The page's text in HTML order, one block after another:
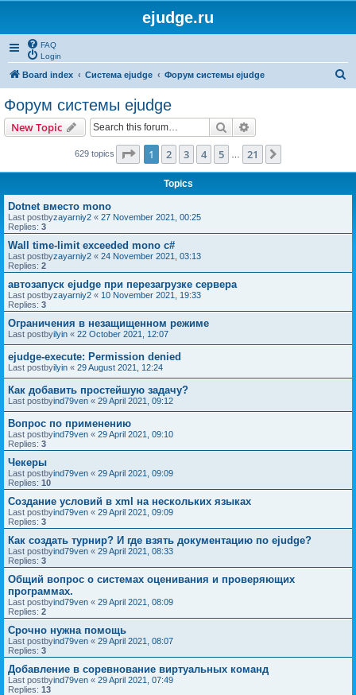
ejudge.ru
FAQ
Login
Board index Система ejudge Форум системы ejudge
Форум системы ejudge
New Topic Search
629 topics Page 1of 21
1 2 3 4 5 21
Topics
Dotnet вместо mono
Last postbyzayarniy2 « 27 November 2021, 00:25
Replies: 3
Wall time-limit exceeded mono c#
Last postbyzayarniy2 « 24 November 2021, 03:13
Replies: 2
автозапуск ejudge при перезагрузке сервера
Last postbyzayarniy2 « 10 November 2021, 19:33
Replies: 3
Ограничения в незащищенном режиме
Last postbyilyin « 22 October 2021, 12:07
ejudge-execute: Permission denied
Last postbyilyin « 29 August 2021, 12:24
Как добавить простейшую задачу?
Last postbyind79ven « 29 April 2021, 09:12
Вопрос по применению
Last postbyind79ven « 29 April 2021, 09:10
Replies: 3
Чекеры
Last postbyind79ven « 29 April 2021, 09:09
Replies: 10
Создание условий в xml на нескольких языках
Last postbyind79ven « 29 April 2021, 09:09
Replies: 3
Как создать турнир? И где взять документацию по ejudge?
Last postbyind79ven « 29 April 2021, 08:33
Replies: 3
Общий вопрос о системах оценивания и проверяющих
программах.
Last postbyind79ven « 29 April 2021, 08:09
Replies: 2
Срочно нужна помощь
Last postbyind79ven « 29 April 2021, 08:07
Replies: 3
Добавление в соревнование виртуальных команд
Last postbyind79ven « 29 April 2021, 07:49
Replies: 13